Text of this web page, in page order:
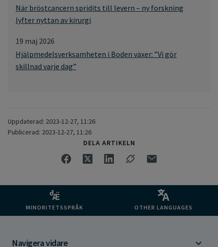
När bröstcancern spridits till levern – ny forskning
lyfter nyttan av kirurgi
19 maj 2026
Hjälpmedelsverksamheten i Boden växer: ”Vi gör
skillnad varje dag”
Uppdaterad: 2023-12-27, 11:26
Publicerad: 2023-12-27, 11:26
DELA ARTIKELN
MINORITETSSPRÅK OTHER LANGUAGES
Navigera vidare